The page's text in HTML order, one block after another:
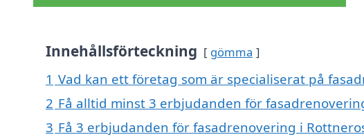
Innehållsförteckning gömma
1 Vad kan ett företag som är specialiserat på
2 Få alltid minst 3 erbjudanden för
3 Få 3 erbjudanden för fasadrenovering i